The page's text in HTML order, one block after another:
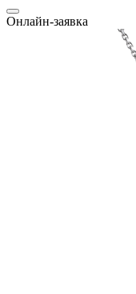
Онлайн-заявка